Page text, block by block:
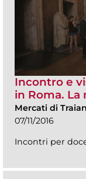
Incontro e
in Roma.
Mercati di
07/11/2016
Incontri per